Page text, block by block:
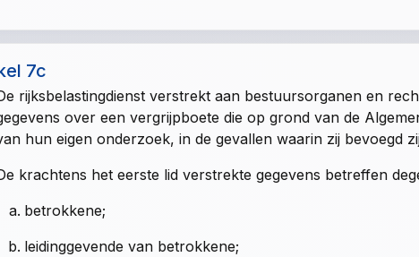
7c
rijksbelastingdienst verstrekt aan bestuursorganen en
over een vergrijpboete die op grond van de
hun eigen onderzoek, in de gevallen waarin zij bevoegd
krachtens het eerste lid verstrekte gegevens betreffen
betrokkene;
leidinggevende van betrokkene;